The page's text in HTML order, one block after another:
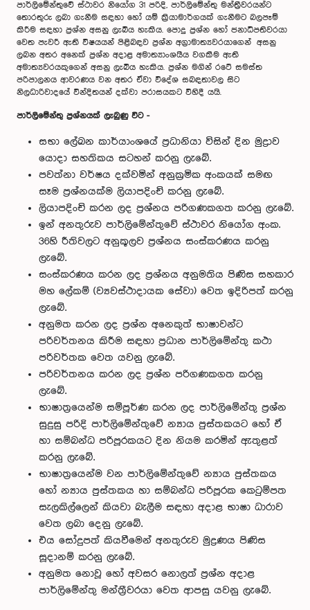
පාර්ලිමේන්තුවේ ස්ථාවර නියෝග 31 පරිදි, පාර්ලිමේන්තු මන්ත්‍රීවරයන්ට
තොරතුරු ලබා ගැනීම සඳහා හෝ යම් ක්‍රියාමාර්ගයක් ගැනීමට බලපෑම්
කිරීම සඳහා ප්‍රශ්න අසනු ලැබිය හැකිය. පොදු ප්‍රශ්න හෝ ජනාධිපතිවරයා
වෙත පැවරී ඇති විෂයයන් පිළිබඳව ප්‍රශ්න අග‍්‍රාමාත්‍යවරයාගෙන් අසනු
ලබන අතර අනෙක් ප්‍රශ්න අදාළ අමාත්‍යාංශයීය වගකීම ඇති
අමාත්‍යවරයකුගෙන් අසනු ලැබිය හැකිය. ප්‍රශ්න මගින් රටේ සමස්ත
පරිපාලනය ආවරණය වන අතර ඒවා විදේශ සබඳතාවල සිට
නිලධාරිවාදයේ වින්දිතයන් දක්වා පරාසයකට විහිදී යයි.
පාර්ලිමේන්තු ප්‍රශ්නයක් ලැබුණු විට -
සභා ලේඛන කාර්යාංශයේ ප්‍රධානියා විසින් දින මුද්‍රාව
යොදා සහතිකය සටහන් කරනු ලැබේ.
පවත්නා වර්ෂය දක්වමින් අනුක්‍රමික අංකයක් සමඟ
සෑම ප්‍රශ්නයක්ම ලියාපදිංචි කරනු ලැබේ.
ලියාපදිංචි කරන ලද ප්‍රශ්නය පරිගණකගත කරනු ලැබේ.
ඉන් අනතුරුව පාර්ලිමේන්තුවේ ස්ථාවර නියෝග අංක.
36හි රීතිවලට අනුකූලව ප්‍රශ්නය සංස්කරණය කරනු
ලැබේ.
සංස්කරණය කරන ලද ප්‍රශ්නය අනුමතිය පිණිස සහකාර
මහ ලේකම් (ව්‍යවස්ථාදායක සේවා) වෙත ඉදිරිපත් කරනු
ලැබේ.
අනුමත කරන ලද ප්‍රශ්න අනෙකුත් භාෂාවන්ට
පරිවර්තනය කිරීම සඳහා ප්‍රධාන පාර්ලි‌මේන්තු කථා
පරිවර්තක වෙත යවනු ලැබේ.
පරිවර්තනය කරන ලද ප්‍රශ්න පරිගණකගත කරනු
ලැබේ.
භාෂාත්‍ර‍යෙන්ම සම්පූර්ණ කරන ලද පාර්ලිමේන්තු ප්‍රශ්න
සුදුසු පරිදි පාර්ලිමේන්තුවේ න්‍යාය පුස්තකයට හෝ ඒ
හා සම්බන්ධ පරිපූරකයට දින නියම කරමින් ඇතුළත්
කරනු ‍ලැබේ.
භාෂාත්‍රයෙන්ම වන පාර්ලිමේන්තුවේ න්‍යාය පුස්තකය
හෝ න්‍යාය පුස්තකය හා සම්බන්ධ පරිපූරක කෙටුම්පත
සැලකිල්ලෙන් කියවා බැලීම සඳහා අදාළ භාෂා ධාරාව
වෙත ලබා දෙනු ලැබේ.
එය සෝදුපත් කියවීමෙන් අනතුරුව මුද්‍රණය පිණිස
සූදානම් කරනු ලැබේ.
අනුමත නොවූ හෝ අවසර නොලත් ප්‍රශ්න අදාළ
පාර්ලිමේන්තු මන්ත්‍රීවරයා වෙත ආපසු යවනු ලැබේ.